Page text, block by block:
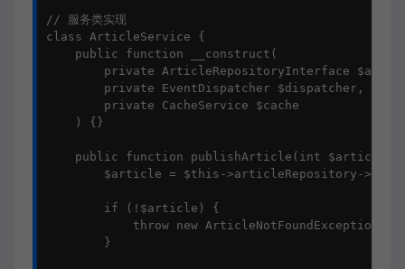
// 服务类实现
class ArticleService {
    public function __construct(
private ArticleRepositoryInterface
        private EventDispatcher $dispatcher,
        private CacheService $cache
    ) {}
public function publishArticle(int
$article = $this->articleRepository-
        if (!$article) {
throw new
        }